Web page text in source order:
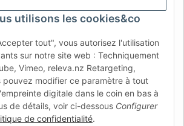
utilisons les cookies&co
tout", vous autorisez l'utilisation
sur notre site web : Techniquement
Vimeo, releva.nz Retargeting,
pouvez modifier ce paramètre à tout
digitale dans le coin en bas à
de détails, voir ci-dessous Configurer
de confidentialité.
RO HR
spécialiste en pièces détachées pour
remorques
:moc.ketafa@ofni| TVA (DE) :
DE354251646
: achats intracommunautaires HT
(VIES) disponibles.